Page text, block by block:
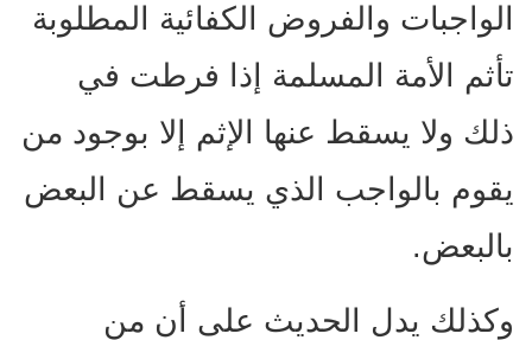
الواجبات والفروض الكفائية المطلوبة
تأثم الأمة المسلمة إذا فرطت في
ذلك ولا يسقط عنها الإثم إلا بوجود من
يقوم بالواجب الذي يسقط عن البعض
بالبعض.
وكذلك يدل الحديث على أن من